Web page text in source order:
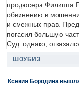
продюсера Филиппа
обвинению в
и смежных прав.
погасил большую
Суд, однако,
ШОУБИЗ
Ксения Бородина